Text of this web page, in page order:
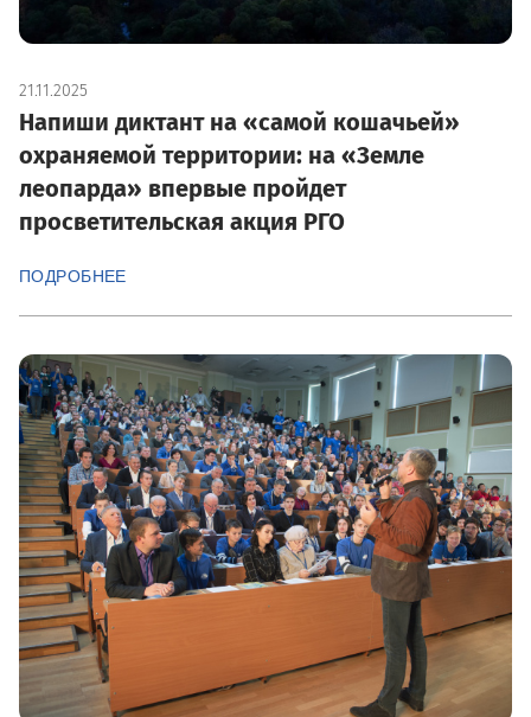
21.11.2025
Напиши диктант на «самой кошачьей»
охраняемой территории: на «Земле
леопарда» впервые пройдет
просветительская акция РГО
ПОДРОБНЕЕ